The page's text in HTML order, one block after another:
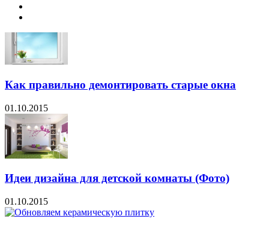
Как правильно демонтировать старые окна
01.10.2015
Идеи дизайна для детской комнаты (Фото)
01.10.2015